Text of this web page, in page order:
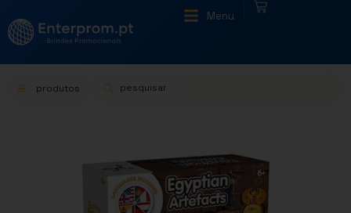
Menu
produtos